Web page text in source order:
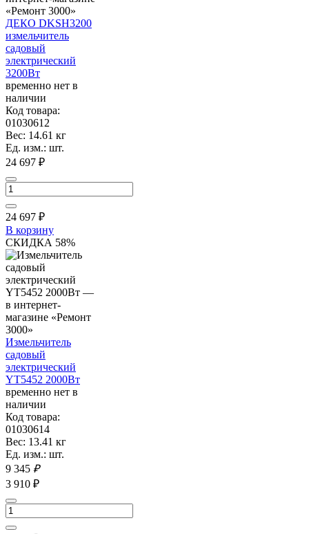
ДЕКО DKSH3200
измельчитель
садовый
электрический
3200Вт
временно нет в
наличии
Код товара:
01030612
Вес: 14.61 кг
Ед. изм.: шт.
24 697 ₽
24 697 ₽
В корзину
СКИДКА 58%
Измельчитель
садовый
электрический
YT5452 2000Вт
временно нет в
наличии
Код товара:
01030614
Вес: 13.41 кг
Ед. изм.: шт.
9 345 ₽
3 910 ₽